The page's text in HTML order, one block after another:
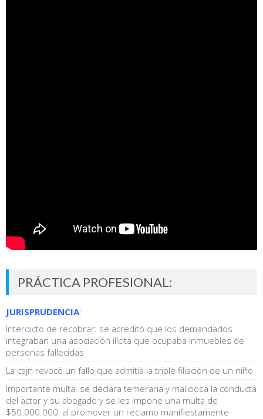
PRÁCTICA PROFESIONAL:
JURISPRUDENCIA:
Interdicto de recobrar: se acreditó que los demandados
integraban una asociación ilícita que ocupaba inmuebles de
personas fallecidas
La csjn revocó un fallo que admitía la triple filiación de un niño
Importante multa: se declara temeraria y maliciosa la conducta
del actor y su abogado y se les impone una multa de
$50.000.000, al promover un reclamo manifiestamente